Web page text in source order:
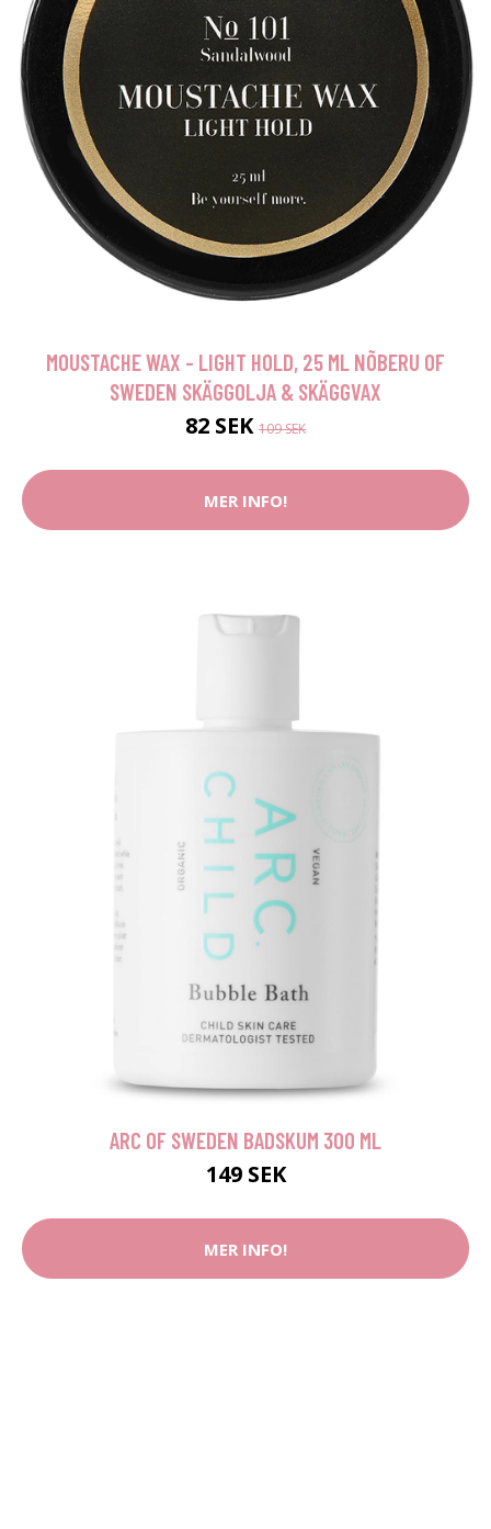
MOUSTACHE WAX - LIGHT HOLD, 25 ML NÕBERU OF
SWEDEN SKÄGGOLJA & SKÄGGVAX
82 SEK 109 SEK
MER INFO!
ARC OF SWEDEN BADSKUM 300 ML
149 SEK
MER INFO!